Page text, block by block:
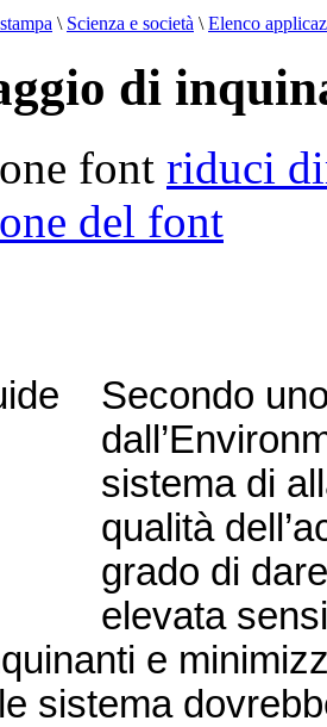
\ Scienza e società \ Elenco
di
font riduci
del font
Secondo
sistema di
qualità
grado di
elevata
e
sistema